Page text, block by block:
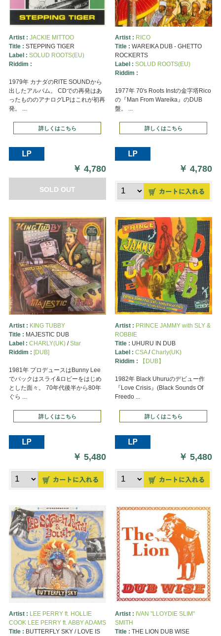
Artist : JACKIE MITTOO
Title : STEPPING TIGER
Label : SOLUD ROOTS(EU)
Riddim :
1979年 カナダのRITE SOUNDから
出したアルバム。 CDでの再発はあ
ったもののアナログLPはこれが初再
発。 ...
詳しくはこちら
￥4,780
SOLD OUT
Artist : RICO
Title : WAREIKA DUB - GHETTO
ROCKERTS
Label : SOLUD ROOTS(EU)
Riddim :
1977年 70's Roots Instの金字塔Rico
の『Man From Wareika』のDUB
盤。 ...
詳しくはこちら
￥4,780
Artist : KING TUBBY
Title : MAJESTIC DUB
Label : CHARLY(UK)/Star
Riddim : [DUB]
1981年 プロデュースはBunny Lee
でバックはスライ&ロビーをはじめ
とした面々。 70年代後半から80年
ぐら ...
詳しくはこちら
￥5,480
Artist : PRINCE JAMMY with SLY &
ROBBIE
Title : UHURU IN DUB
Label : CSA/Charly(UK)
Riddim :
【DUB】
1982年 Black Uhuruのデビュー作
『Love Crisis』(Black Sounds Of
Freedo ...
詳しくはこちら
￥5,480
Artist : LEE PERRY ft. HOLLIE
COOK LEE PERRY ft. ABBY ADAMS
Title : BUTTERFLY SKY / LOVE IS
Artist : IVAN "LLOYDIE SLIM"
SMITH
Title : THE LION DUB WISE